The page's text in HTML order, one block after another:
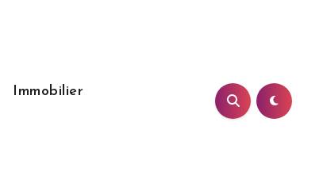
Immobilier